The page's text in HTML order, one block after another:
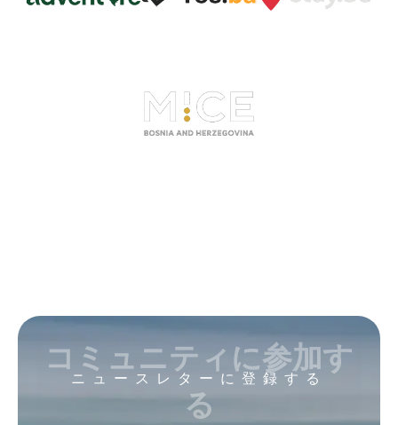
ニュースレターに登録する
コミュニティに参加す
る